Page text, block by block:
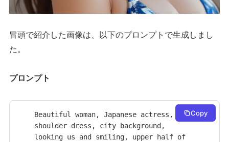
冒頭で紹介した画像は、以下のプロンプトで生成しまし
た。
プロンプト
Beautiful woman, Japanese actress, off
shoulder dress, city background,
looking us and smiling, upper half of
Copy